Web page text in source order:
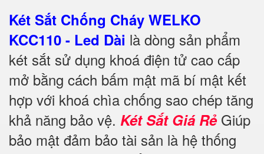
Két Sắt Chống Cháy WELKO
KCC110 - Led Dài là dòng sản phẩm
két sắt sử dụng khoá điện tử cao cấp
mở bằng cách bấm mật mã bí mật kết
hợp với khoá chìa chống sao chép tăng
khả năng bảo vệ. Két Sắt Giá RẻGiúp
bảo mật đảm bảo tài sản là hệ thống